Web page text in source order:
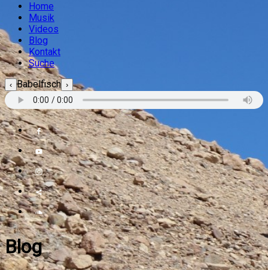
Home
Musik
Videos
Blog
Kontakt
Suche
‹ Babelfisch ›
Blog